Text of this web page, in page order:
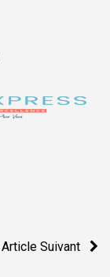
Article Suivant